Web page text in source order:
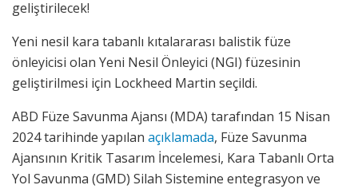
geliştirilecek!
Yeni nesil kara tabanlı kıtalararası balistik füze
önleyicisi olan Yeni Nesil Önleyici (NGI) füzesinin
geliştirilmesi için Lockheed Martin seçildi.
ABD Füze Savunma Ajansı (MDA) tarafından 15 Nisan
2024 tarihinde yapılan açıklamada, Füze Savunma
Ajansının Kritik Tasarım İncelemesi, Kara Tabanlı Orta
Yol Savunma (GMD) Silah Sistemine entegrasyon ve